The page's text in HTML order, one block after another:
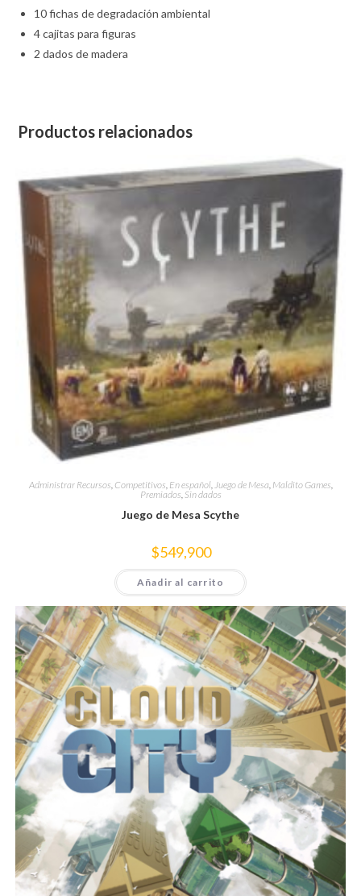
10 fichas de degradación ambiental
4 cajitas para figuras
2 dados de madera
Productos relacionados
Administrar Recursos Competitivos En español, Juego de Mesa Maldito Games
Premiados Sin dados
Juego de Mesa Scythe
$549,900
Añadir al carrito